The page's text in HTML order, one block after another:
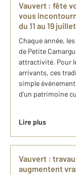
Vauvert : fête
vous
du 11 au 19 juillet
Chaque année,
de Petite
attractivité. Pour
arrivants, ces
simple
d'un patrimoine
Lire plus
Vauvert :
augmentent